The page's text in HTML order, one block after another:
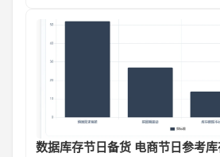
数据库存节日备货 电商节日参考